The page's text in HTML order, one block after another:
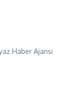
Haber Ajansı